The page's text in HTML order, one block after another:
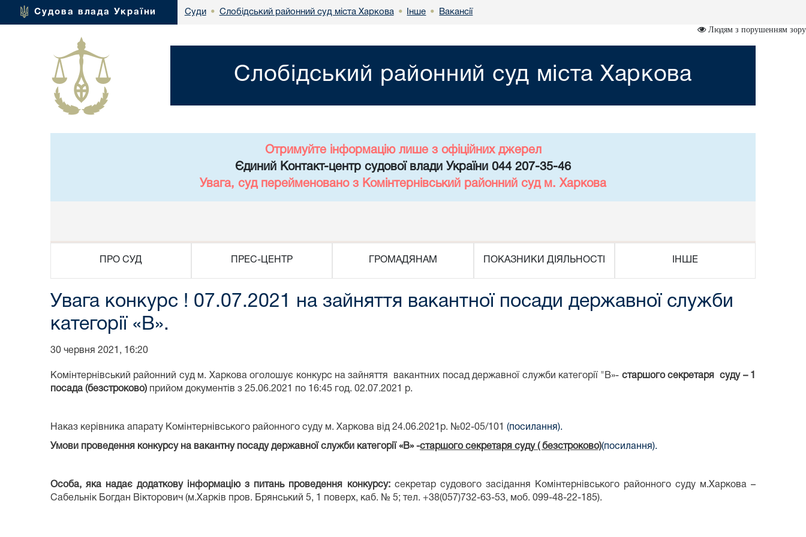
Судова влада України Суди • Слобідський районний суд міста Харкова • Інше • Вакансії
Людям з порушенням зору
Слобідський районний суд міста Харкова
Отримуйте інформацію лише з офіційних джерел
Єдиний Контакт-центр судової влади України 044 207-35-46
Увага, суд перейменовано з Комінтернівський районний суд м. Харкова
ПРО СУД ПРЕС-ЦЕНТР ГРОМАДЯНАМ ПОКАЗНИКИ ДІЯЛЬНОСТІ ІНШЕ
Увага конкурс ! 07.07.2021 на зайняття вакантної посади державної служби
категорії «В».
30 червня 2021, 16:20
Комінтернівський районний суд м. Харкова оголошує конкурс на зайняття вакантних посад державної служби категорії "В»- старшого секретаря суду – 1
посада (безстроково) прийом документів з 25.06.2021 по 16:45 год. 02.07.2021 р.
Наказ керівника апарату Комінтернівського районного суду м. Харкова від 24.06.2021р. №02-05/101 (посилання).
Умови проведення конкурсу на вакантну посаду державної служби категорії «В» -старшого секретаря суду ( безстроково)(посилання).
Особа, яка надає додаткову інформацію з питань проведення конкурсу: секретар судового засідання Комінтернівського районного суду м.Харкова –
Сабельнік Богдан Вікторович (м.Харків пров. Брянський 5, 1 поверх, каб. № 5; тел. +38(057)732-63-53, моб. 099-48-22-185).